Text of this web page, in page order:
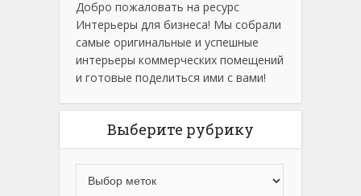
Добро пожаловать на ресурс
Интерьеры для бизнеса! Мы собрали
самые оригинальные и успешные
интерьеры коммерческих помещений
и готовые поделиться ими с вами!
Выберите рубрику